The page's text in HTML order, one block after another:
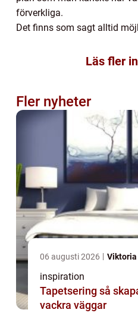
förverkliga.
Det finns som sagt alltid
Läs fler
Fler nyheter
06 augusti 2026 Viktoria
inspiration
Tapetsering så skapar du hållbara och
vackra väggar